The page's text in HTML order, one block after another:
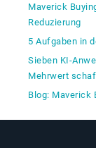
Maverick
Reduzierung
5 Aufgaben in
Sieben KI-
Mehrwert
Blog: Maverick